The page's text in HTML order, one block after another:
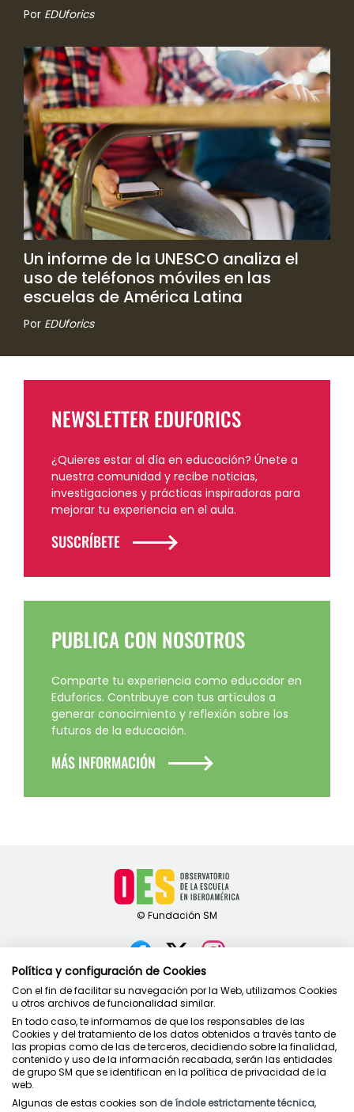
Por EDUforics
Un informe de la UNESCO analiza el
uso de teléfonos móviles en las
escuelas de América Latina
Por EDUforics
NEWSLETTER EDUFORICS
¿Quieres estar al día en educación? Únete a
nuestra comunidad y recibe noticias,
investigaciones y prácticas inspiradoras para
mejorar tu experiencia en el aula.
SUSCRÍBETE
PUBLICA CON NOSOTROS
Comparte tu experiencia como educador en
Eduforics. Contribuye con tus artículos a
generar conocimiento y reflexión sobre los
futuros de la educación.
MÁS INFORMACIÓN
Contacto
Política de privacidad
Condiciones de uso
Política de cookies
Política y configuración de Cookies
Con el fin de facilitar su navegación por la Web, utilizamos Cookies
u otros archivos de funcionalidad similar.
En todo caso, te informamos de que los responsables de las
Cookies y del tratamiento de los datos obtenidos a través tanto de
las propias como de las de terceros, decidiendo sobre la finalidad,
contenido y uso de la información recabada, serán las entidades
de grupo SM que se identifican en la política de privacidad de la
web.
Algunas de estas cookies son de índole estrictamente técnica,